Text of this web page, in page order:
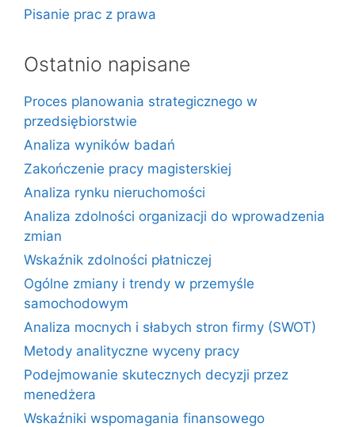
Pisanie prac z prawa
Ostatnio napisane
Proces planowania strategicznego w
przedsiębiorstwie
Analiza wyników badań
Zakończenie pracy magisterskiej
Analiza rynku nieruchomości
Analiza zdolności organizacji do wprowadzenia
zmian
Wskaźnik zdolności płatniczej
Ogólne zmiany i trendy w przemyśle
samochodowym
Analiza mocnych i słabych stron firmy (SWOT)
Metody analityczne wyceny pracy
Podejmowanie skutecznych decyzji przez
menedżera
Wskaźniki wspomagania finansowego